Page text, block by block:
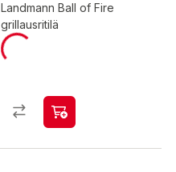
Landmann Ball of Fire
grillausritilä